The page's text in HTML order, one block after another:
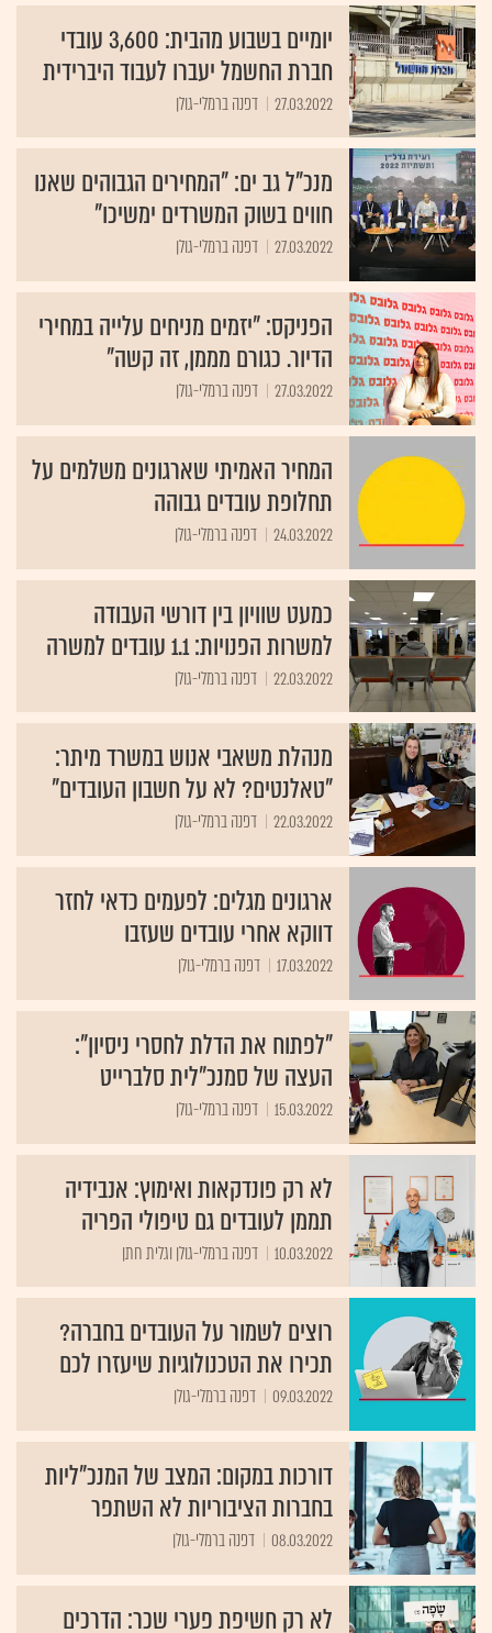
יומיים בשבוע מהבית: 3,600 עובדי
חברת החשמל יעברו לעבוד היברידית
27.03.2022 דפנה ברמלי-גולן
מנכ"ל גב ים: "המחירים הגבוהים שאנו
חווים בשוק המשרדים ימשיכו"
27.03.2022 דפנה ברמלי-גולן
הפניקס: "יזמים מניחים עלייה במחירי
הדיור. כגורם מממן, זה קשה"
27.03.2022 דפנה ברמלי-גולן
המחיר האמיתי שארגונים משלמים על
תחלופת עובדים גבוהה
24.03.2022 דפנה ברמלי-גולן
כמעט שוויון בין דורשי העבודה
למשרות הפנויות: 1.1 עובדים למשרה
22.03.2022 דפנה ברמלי-גולן
מנהלת משאבי אנוש במשרד מיתר:
"טאלנטים? לא על חשבון העובדים"
22.03.2022 דפנה ברמלי-גולן
ארגונים מגלים: לפעמים כדאי לחזר
דווקא אחרי עובדים שעזבו
17.03.2022 דפנה ברמלי-גולן
"לפתוח את הדלת לחסרי ניסיון":
העצה של סמנכ"לית סלברייט
15.03.2022 דפנה ברמלי-גולן
לא רק פונדקאות ואימוץ: אנבידיה
תממן לעובדים גם טיפולי הפריה
10.03.2022 דפנה ברמלי-גולן וגלית חתן
רוצים לשמור על העובדים בחברה?
תכירו את הטכנולוגיות שיעזרו לכם
09.03.2022 דפנה ברמלי-גולן
דורכות במקום: המצב של המנכ"ליות
בחברות הציבוריות לא השתפר
08.03.2022 דפנה ברמלי-גולן
לא רק חשיפת פערי שכר: הדרכים